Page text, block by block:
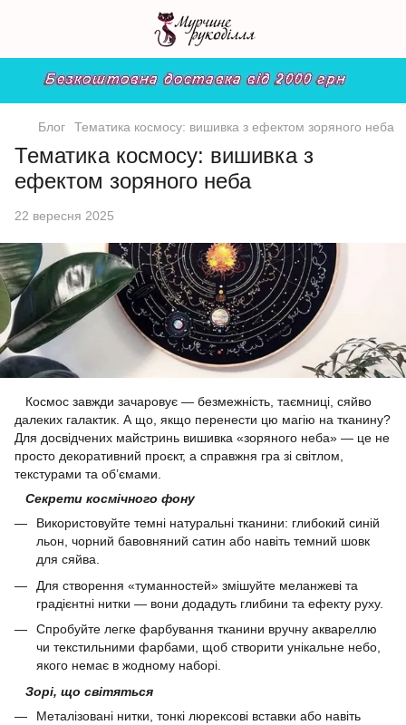
Блог Тематика космосу: вишивка з ефектом зоряного неба
Тематика космосу: вишивка з
ефектом зоряного неба
22 вересня 2025
Космос завжди зачаровує — безмежність, таємниці, сяйво
далеких галактик. А що, якщо перенести цю магію на тканину?
Для досвідчених майстринь вишивка «зоряного неба» — це не
просто декоративний проєкт, а справжня гра зі світлом,
текстурами та об’ємами.
Секрети космічного фону
Використовуйте темні натуральні тканини: глибокий синій
льон, чорний бавовняний сатин або навіть темний шовк
для сяйва.
Для створення «туманностей» змішуйте меланжеві та
градієнтні нитки — вони додадуть глибини та ефекту руху.
Спробуйте легке фарбування тканини вручну аквареллю
чи текстильними фарбами, щоб створити унікальне небо,
якого немає в жодному наборі.
Зорі, що світяться
Металізовані нитки, тонкі люрексові вставки або навіть